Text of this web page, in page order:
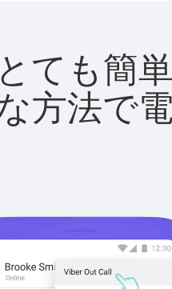
ても簡単
方法で